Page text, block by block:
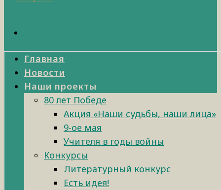
Главная
Новости
Наши проекты
80 лет Победе
Акция «Наши судьбы, наши лица»
9-ое мая
Учителя в годы войны
Конкурсы
Литературный конкурс
Есть идея!